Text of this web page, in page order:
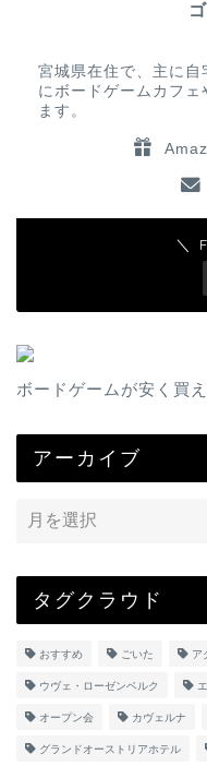
宮城県在住で、主に自
にボードゲームカフ
ます。
＼
ボードゲームが安く買
アーカイブ
タグクラウド
おすすめ ごいた ア
ウヴェ・ローゼンベルク
オープン会 カヴェルナ
グランドオーストリアホテル